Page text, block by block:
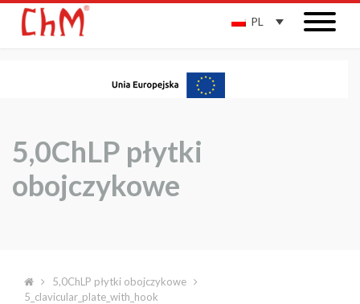
PL
5,0ChLP płytki
obojczykowe
5,0ChLP płytki obojczykowe
5_clavicular_plate_with_hook